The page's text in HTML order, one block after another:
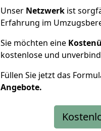
Unser Netzwerk ist
Erfahrung im
Sie möchten eine
kostenlose und
Füllen Sie jetzt das
Angebote.